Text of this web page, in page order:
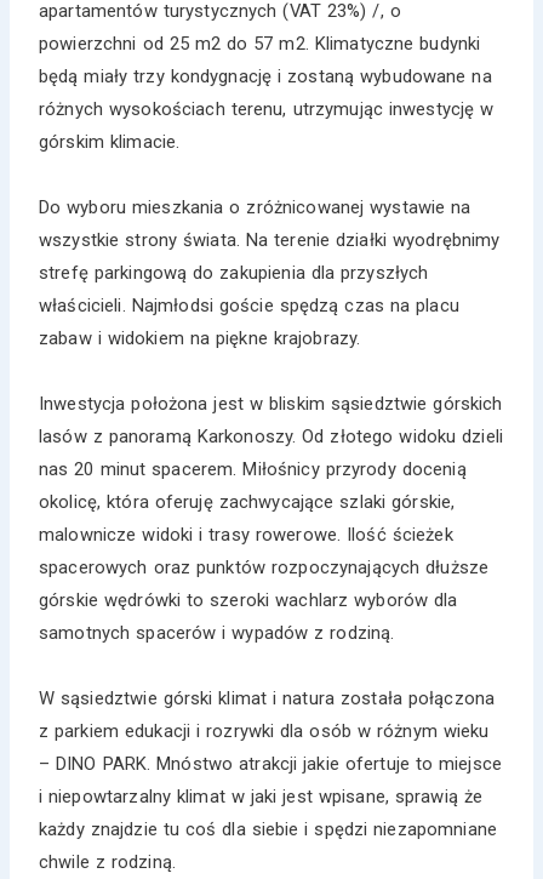
apartamentów turystycznych (VAT 23%) /, o
powierzchni od 25 m2 do 57 m2. Klimatyczne budynki
będą miały trzy kondygnację i zostaną wybudowane na
różnych wysokościach terenu, utrzymując inwestycję w
górskim klimacie.
Do wyboru mieszkania o zróżnicowanej wystawie na
wszystkie strony świata. Na terenie działki wyodrębnimy
strefę parkingową do zakupienia dla przyszłych
właścicieli. Najmłodsi goście spędzą czas na placu
zabaw i widokiem na piękne krajobrazy.
Inwestycja położona jest w bliskim sąsiedztwie górskich
lasów z panoramą Karkonoszy. Od złotego widoku dzieli
nas 20 minut spacerem. Miłośnicy przyrody docenią
okolicę, która oferuję zachwycające szlaki górskie,
malownicze widoki i trasy rowerowe. Ilość ścieżek
spacerowych oraz punktów rozpoczynających dłuższe
górskie wędrówki to szeroki wachlarz wyborów dla
samotnych spacerów i wypadów z rodziną.
W sąsiedztwie górski klimat i natura została połączona
z parkiem edukacji i rozrywki dla osób w różnym wieku
– DINO PARK. Mnóstwo atrakcji jakie ofertuje to miejsce
i niepowtarzalny klimat w jaki jest wpisane, sprawią że
każdy znajdzie tu coś dla siebie i spędzi niezapomniane
chwile z rodziną.